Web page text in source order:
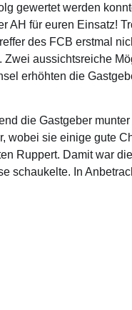
gewertet werden
AH für euren Einsatz!
des FCB erstmal
aussichtsreiche
erhöhten die
die Gastgeber
wobei sie einige gute
Ruppert. Damit war
schaukelte. In